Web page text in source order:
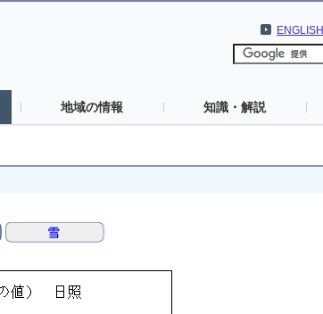
ENGLISH
地域の情報 知識・解説